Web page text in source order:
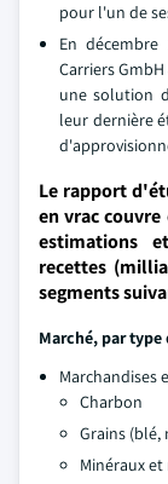
pour l'un de
En
Carriers
une solution
leur dernière
Le rapport
en vrac
estimations
recettes
segments
Marché, par type
Marchandises
Charbon
Grains (blé,
Minéraux